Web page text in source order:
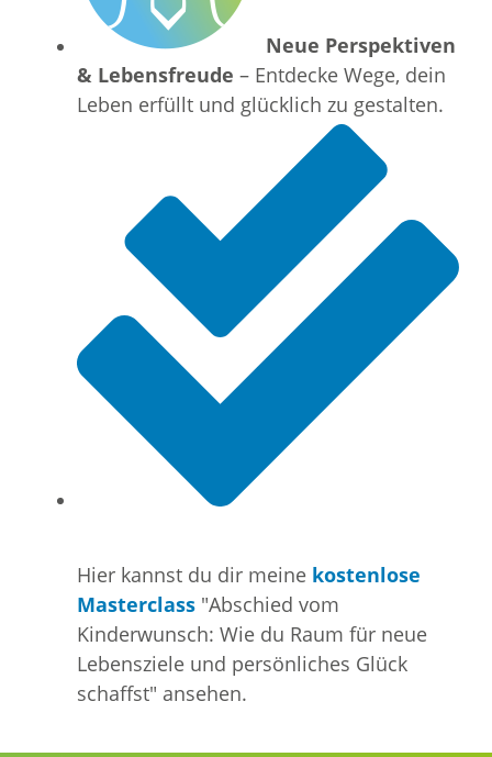
Neue Perspektiven
& Lebensfreude – Entdecke Wege, dein
Leben erfüllt und glücklich zu gestalten.
Hier kannst du dir meine kostenlose
Masterclass "Abschied vom
Kinderwunsch: Wie du Raum für neue
Lebensziele und persönliches Glück
schaffst" ansehen.